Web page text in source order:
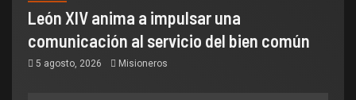
León XIV anima a impulsar una
comunicación al servicio del bien común
5 agosto, 2026 Misioneros